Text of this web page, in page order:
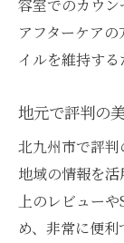
容室でのカウ
アフターケア
イルを維持する
地元で評判の
北九州市で評
地域の情報を
上のレビュー
め、非常に便